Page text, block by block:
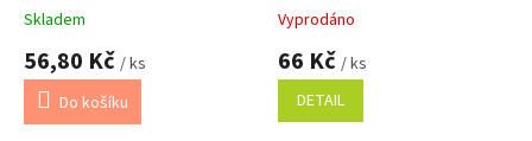
Skladem
56,80 Kč / ks
Do košíku
Vyprodáno
66 Kč / ks
DETAIL